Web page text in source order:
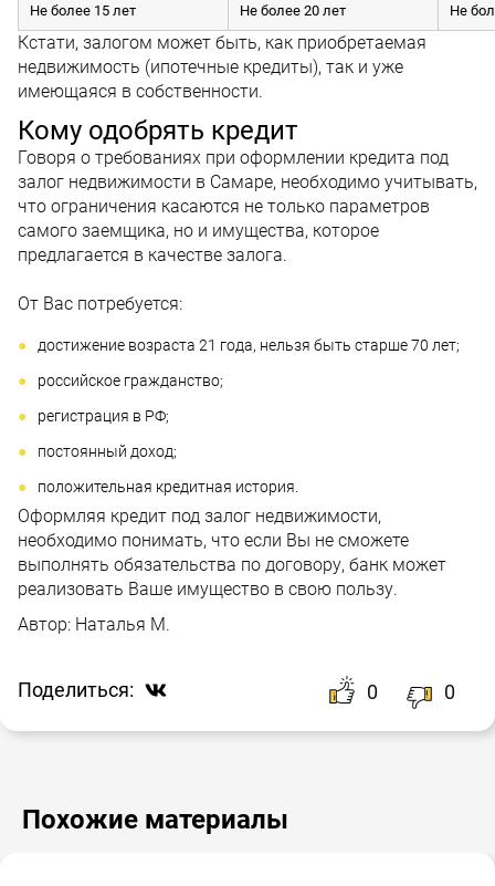
Не более 15 лет Не более 20 лет Не
Кстати, залогом может быть, как приобретаемая
недвижимость (ипотечные кредиты), так и уже
имеющаяся в собственности.
Кому одобрять кредит
Говоря о требованиях при оформлении кредита под
залог недвижимости в Самаре, необходимо учитывать,
что ограничения касаются не только параметров
самого заемщика, но и имущества, которое
предлагается в качестве залога.
От Вас потребуется:
достижение возраста 21 года, нельзя быть старше 70 лет;
российское гражданство;
регистрация в РФ;
постоянный доход;
положительная кредитная история.
Оформляя кредит под залог недвижимости,
необходимо понимать, что если Вы не сможете
выполнять обязательства по договору, банк может
реализовать Ваше имущество в свою пользу.
Автор: Наталья М.
Поделиться: 0 0
Похожие материалы